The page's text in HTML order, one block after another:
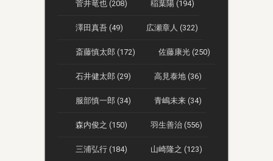
菅井竜也 (208) 稲葉陽 (194)
澤田真吾 (49) 広瀬章人 (322)
斎藤慎太郎 (172) 佐藤康光 (250)
石井健太郎 (29) 高見泰地 (36)
服部慎一郎 (34) 青嶋未来 (34)
森内俊之 (150) 羽生善治 (556)
三浦弘行 (184) 山崎隆之 (123)